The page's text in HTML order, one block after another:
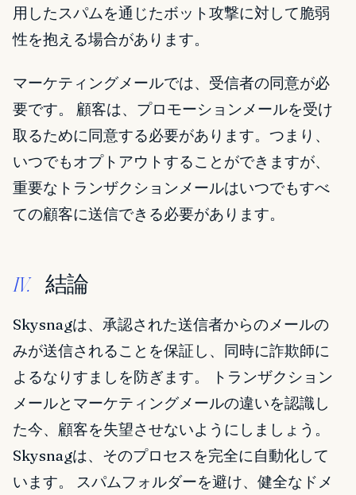
用したスパムを通じたボット攻撃に対して脆弱
性を抱える場合があります。
マーケティングメールでは、受信者の同意が必
要です。 顧客は、プロモーションメールを受け
取るために同意する必要があります。つまり、
いつでもオプトアウトすることができますが、
重要なトランザクションメールはいつでもすべ
ての顧客に送信できる必要があります。
IV. 結論
Skysnagは、承認された送信者からのメールの
みが送信されることを保証し、同時に詐欺師に
よるなりすましを防ぎます。 トランザクション
メールとマーケティングメールの違いを認識し
た今、顧客を失望させないようにしましょう。
Skysnagは、そのプロセスを完全に自動化して
います。 スパムフォルダーを避け、健全なドメ